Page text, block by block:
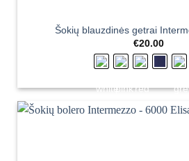
Šokių blauzdinės getrai
€20.00